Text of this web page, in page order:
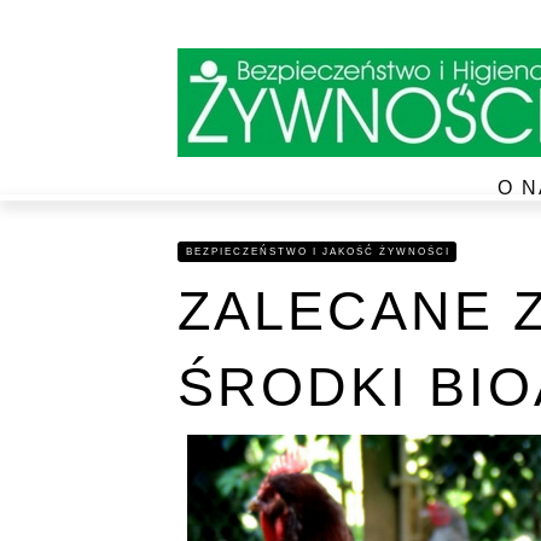
O
BEZPIECZEŃSTWO I JAKOŚĆ ŻYWNOŚCI
ZALECANE
ŚRODKI